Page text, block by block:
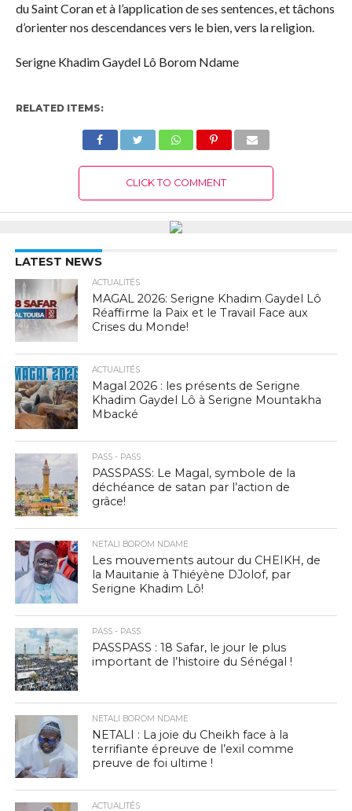
du Saint Coran et à l’application de ses sentences, et tâchons
d’orienter nos descendances vers le bien, vers la religion.
Serigne Khadim Gaydel Lô Borom Ndame
RELATED ITEMS:
CLICK TO COMMENT
LATEST NEWS
ACTUALITÉS
MAGAL 2026: Serigne Khadim Gaydel Lô
Réaffirme la Paix et le Travail Face aux
Crises du Monde!
ACTUALITÉS
Magal 2026 : les présents de Serigne
Khadim Gaydel Lô à Serigne Mountakha
Mbacké
PASS - PASS
PASSPASS: Le Magal, symbole de la
déchéance de satan par l’action de
grâce!
NETALI BOROM NDAME
Les mouvements autour du CHEIKH, de
la Mauitanie à Thiéyène DJolof, par
Serigne Khadim Lô!
PASS - PASS
PASSPASS : 18 Safar, le jour le plus
important de l’histoire du Sénégal !
NETALI BOROM NDAME
NETALI : La joie du Cheikh face à la
terrifiante épreuve de l’exil comme
preuve de foi ultime !
ACTUALITÉS